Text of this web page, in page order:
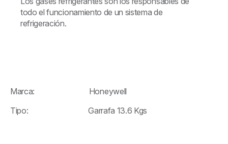
todo el funcionamiento de un sistema de
refrigeración.
Marca: Honeywell
Tipo: Garrafa 13.6 Kgs